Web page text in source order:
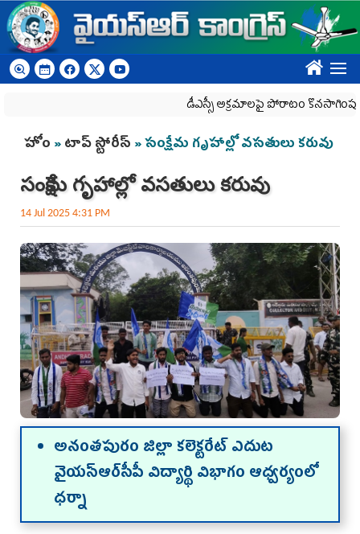
Skip to main content
????
డీఎస్సీ అక్రమాలపై పోరాటం కొనసాగింపు
You are here
హోం »టాప్ స్టోరీస్ » సంక్షేమ గృహాల్లో వ‌స‌తులు క‌రువు
సంక్షేమ గృహాల్లో వ‌స‌తులు క‌రువు
14 Jul 2025 4:31 PM
అనంత‌పురం జిల్లా క‌లెక్ట‌రేట్ ఎదుట
వైయ‌స్ఆర్‌సీపీ విద్యార్థి విభాగం ఆధ్వ‌ర్యంలో
ధ‌ర్నా